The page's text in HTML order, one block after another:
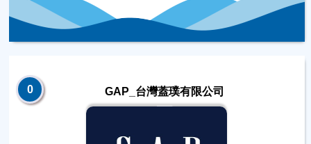
0 GAP_台灣蓋璞有限公司